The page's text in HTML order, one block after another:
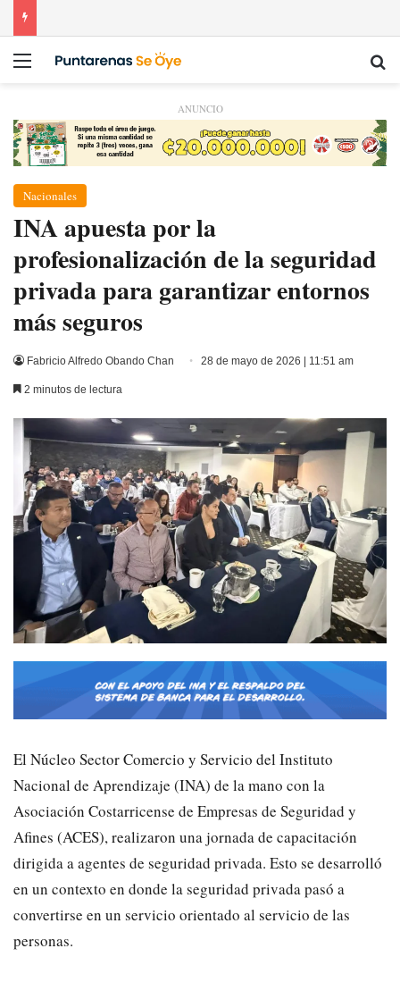
Menú
ANUNCIO
Nacionales
INA apuesta por la
profesionalización de la seguridad
privada para garantizar entornos
más seguros
Fabricio Alfredo Obando Chan 28 de mayo de 2026 | 11:51 am
2 minutos de lectura
El Núcleo Sector Comercio y Servicio del Instituto
Nacional de Aprendizaje (INA) de la mano con la
Asociación Costarricense de Empresas de Seguridad y
Afines (ACES), realizaron una jornada de capacitación
dirigida a agentes de seguridad privada. Esto se desarrolló
en un contexto en donde la seguridad privada pasó a
convertirse en un servicio orientado al servicio de las
personas.